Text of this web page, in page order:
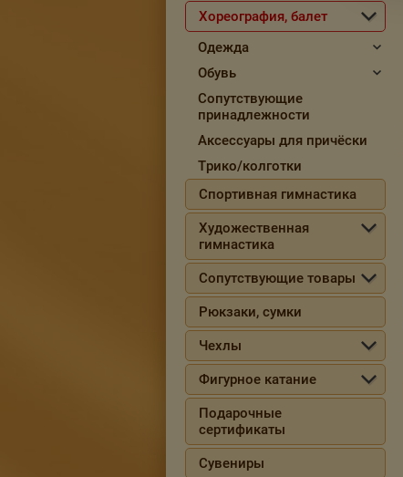
Хореография, балет
Одежда
Обувь
Сопутствующие
принадлежности
Аксессуары для причёски
Трико/колготки
Спортивная гимнастика
Художественная
гимнастика
Сопутствующие товары
Рюкзаки, сумки
Чехлы
Фигурное катание
Подарочные
сертификаты
Сувениры